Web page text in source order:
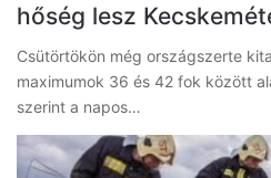
hőség lesz
Csütörtökön még országszerte
maximumok 36 és 42 fok között
szerint a napos…